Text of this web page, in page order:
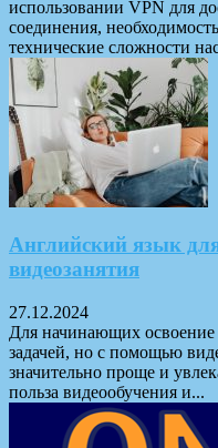
использовании VPN для
соединения,
технические сложности
Английский язык
видеозанятия
27.12.2024
Для начинающих освоение
задачей, но с помощью
значительно проще и
польза видеообучения и...